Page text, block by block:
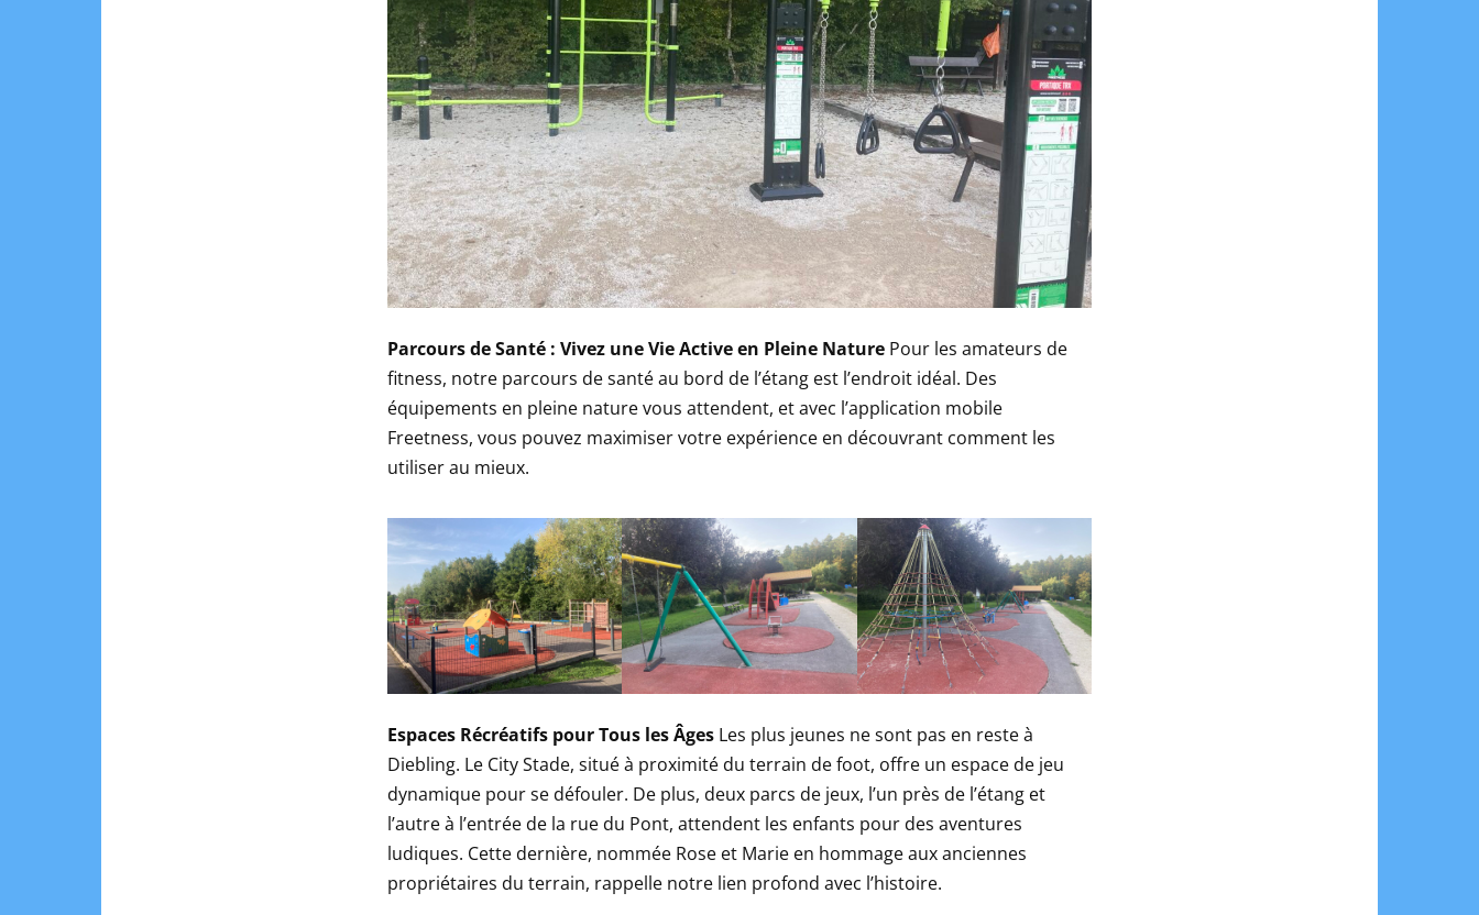
Parcours de Santé : Vivez une Vie Active en Pleine Nature Pour les amateurs de
fitness, notre parcours de santé au bord de l’étang est l’endroit idéal. Des
équipements en pleine nature vous attendent, et avec l’application mobile
Freetness, vous pouvez maximiser votre expérience en découvrant comment les
utiliser au mieux.
Espaces Récréatifs pour Tous les Âges Les plus jeunes ne sont pas en reste à
Diebling. Le City Stade, situé à proximité du terrain de foot, offre un espace de jeu
dynamique pour se défouler. De plus, deux parcs de jeux, l’un près de l’étang et
l’autre à l’entrée de la rue du Pont, attendent les enfants pour des aventures
ludiques. Cette dernière, nommée Rose et Marie en hommage aux anciennes
propriétaires du terrain, rappelle notre lien profond avec l’histoire.